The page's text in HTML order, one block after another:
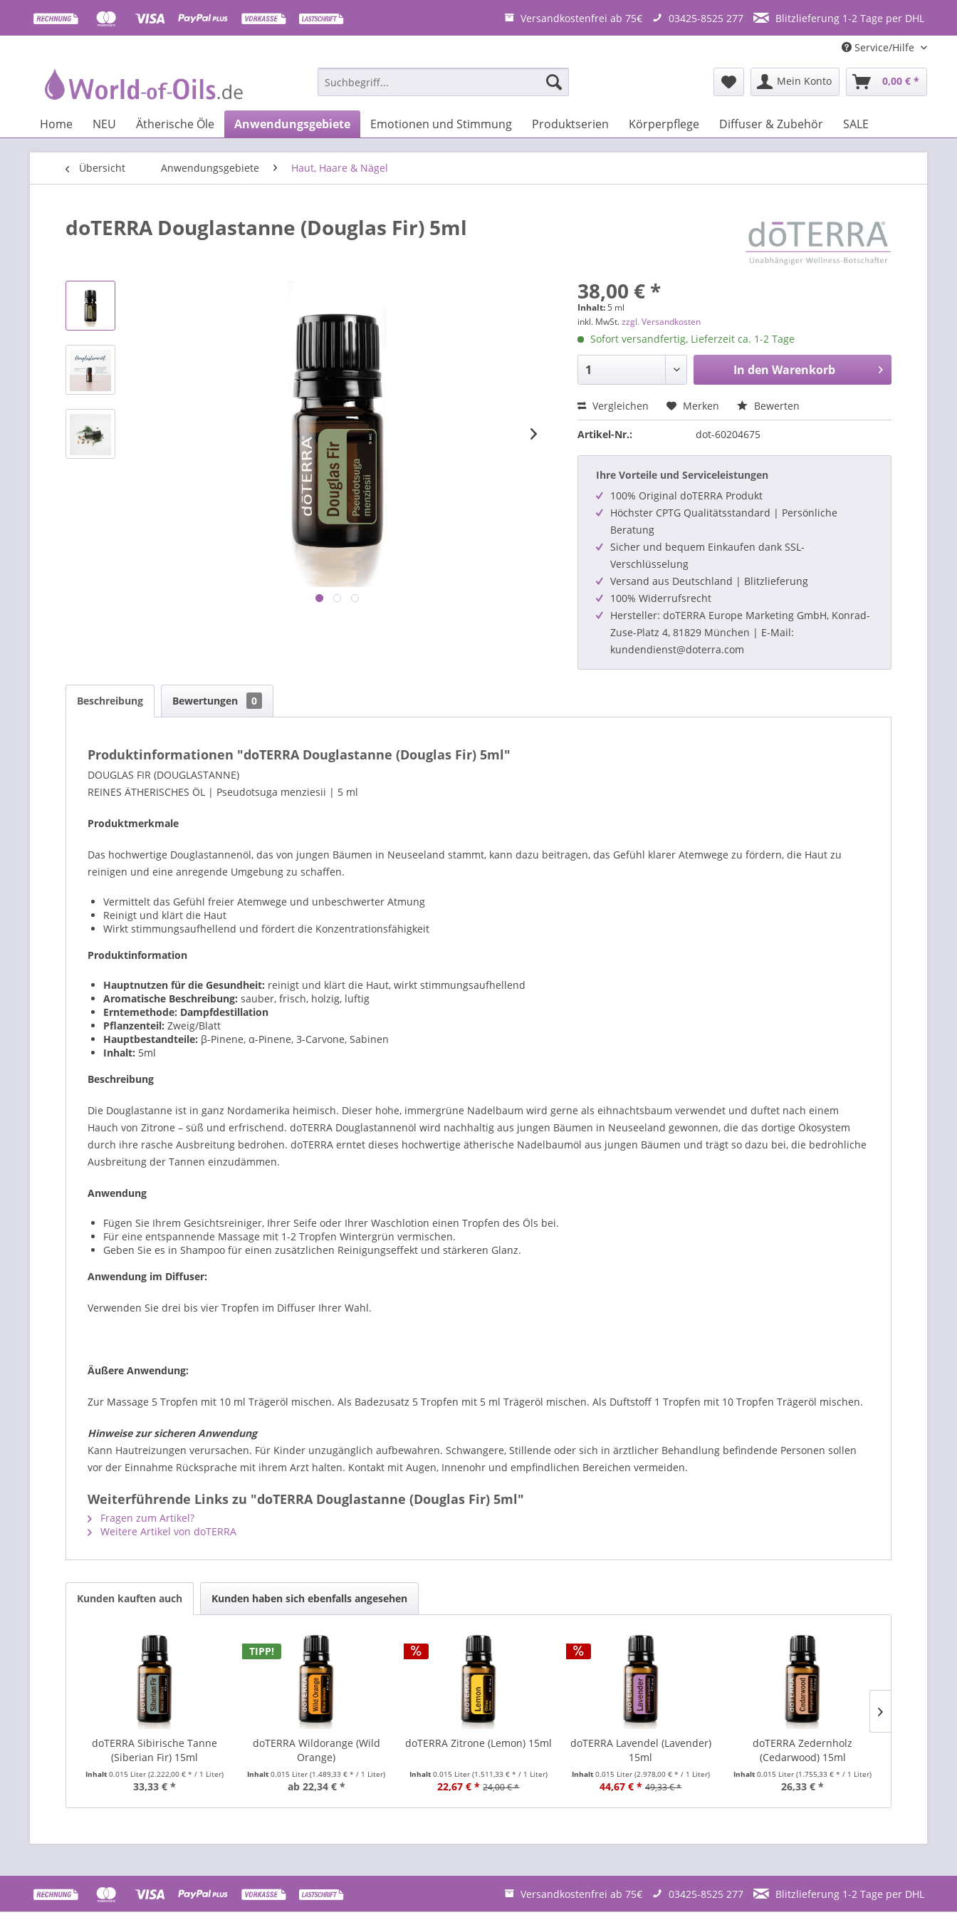
Versandkostenfrei ab 75€ 03425-8525 277 Blitzlieferung 1-2 Tage per DHL
Service/Hilfe
Mein Konto 0,00 € *
Home NEU Ätherische Öle Anwendungsgebiete Emotionen und Stimmung Produktserien Körperpflege Diffuser & Zubehör SALE
Übersicht Anwendungsgebiete Haut, Haare & Nägel
doTERRA Douglastanne (Douglas Fir) 5ml
38,00 € *
Inhalt:5 ml
inkl. MwSt.zzgl. Versandkosten
Sofort versandfertig, Lieferzeit ca. 1-2 Tage
In den Warenkorb
Vergleichen Merken Bewerten
Artikel-Nr.: dot-60204675
Ihre Vorteile und Serviceleistungen
100% Original doTERRA Produkt
Höchster CPTG Qualitätsstandard | Persönliche
Beratung
Sicher und bequem Einkaufen dank SSL-
Verschlüsselung
Versand aus Deutschland | Blitzlieferung
100% Widerrufsrecht
Hersteller: doTERRA Europe Marketing GmbH, Konrad-
Zuse-Platz 4, 81829 München | E-Mail:
kundendienst@doterra.com
Beschreibung Bewertungen 0
Produktinformationen "doTERRA Douglastanne (Douglas Fir) 5ml"
DOUGLAS FIR (DOUGLASTANNE)
REINES ÄTHERISCHES ÖL | Pseudotsuga menziesii | 5 ml
Produktmerkmale
Das hochwertige Douglastannenöl, das von jungen Bäumen in Neuseeland stammt, kann dazu beitragen, das Gefühl klarer Atemwege zu fördern, die Haut zu
reinigen und eine anregende Umgebung zu schaffen.
Vermittelt das Gefühl freier Atemwege und unbeschwerter Atmung
Reinigt und klärt die Haut
Wirkt stimmungsaufhellend und fördert die Konzentrationsfähigkeit
Produktinformation
Hauptnutzen für die Gesundheit: reinigt und klärt die Haut, wirkt stimmungsaufhellend
Aromatische Beschreibung: sauber, frisch, holzig, luftig
Erntemethode: Dampfdestillation
Pflanzenteil: Zweig/Blatt
Hauptbestandteile: β-Pinene, α-Pinene, 3-Carvone, Sabinen
Inhalt: 5ml
Beschreibung
Die Douglastanne ist in ganz Nordamerika heimisch. Dieser hohe, immergrüne Nadelbaum wird gerne als eihnachtsbaum verwendet und duftet nach einem
Hauch von Zitrone – süß und erfrischend. doTERRA Douglastannenöl wird nachhaltig aus jungen Bäumen in Neuseeland gewonnen, die das dortige Ökosystem
durch ihre rasche Ausbreitung bedrohen. doTERRA erntet dieses hochwertige ätherische Nadelbaumöl aus jungen Bäumen und trägt so dazu bei, die bedrohliche
Ausbreitung der Tannen einzudämmen.
Anwendung
Fügen Sie Ihrem Gesichtsreiniger, Ihrer Seife oder Ihrer Waschlotion einen Tropfen des Öls bei.
Für eine entspannende Massage mit 1-2 Tropfen Wintergrün vermischen.
Geben Sie es in Shampoo für einen zusätzlichen Reinigungseffekt und stärkeren Glanz.
Anwendung im Diffuser:
Verwenden Sie drei bis vier Tropfen im Diffuser Ihrer Wahl.
Äußere Anwendung:
Zur Massage 5 Tropfen mit 10 ml Trägeröl mischen. Als Badezusatz 5 Tropfen mit 5 ml Trägeröl mischen. Als Duftstoff 1 Tropfen mit 10 Tropfen Trägeröl mischen.
Hinweise zur sicheren Anwendung
Kann Hautreizungen verursachen. Für Kinder unzugänglich aufbewahren. Schwangere, Stillende oder sich in ärztlicher Behandlung befindende Personen sollen
vor der Einnahme Rücksprache mit ihrem Arzt halten. Kontakt mit Augen, Innenohr und empfindlichen Bereichen vermeiden.
Weiterführende Links zu "doTERRA Douglastanne (Douglas Fir) 5ml"
Fragen zum Artikel?
Weitere Artikel von doTERRA
Kunden kauften auch Kunden haben sich ebenfalls angesehen
doTERRA Sibirische Tanne
(Siberian Fir) 15ml
Inhalt 0.015 Liter (2.222,00 € * / 1 Liter)
33,33 € *
TIPP!
doTERRA Wildorange (Wild
Orange)
Inhalt0.015 Liter(1.489,33 € * / 1 Liter)
ab 22,34 € *
doTERRA Zitrone (Lemon) 15ml
Inhalt 0.015 Liter (1.511,33 € * / 1 Liter)
22,67 € * 24,00 € *
doTERRA Lavendel (Lavender)
15ml
Inhalt 0.015 Liter (2.978,00 € * / 1 Liter)
44,67 € * 49,33 € *
doTERRA Zedernholz
(Cedarwood) 15ml
Inhalt0.015 Liter(1.755,33 € * / 1 Liter)
26,33 € *
Versandkostenfrei ab 75€ 03425-8525 277 Blitzlieferung 1-2 Tage per DHL